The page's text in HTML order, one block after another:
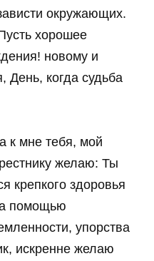
окружающих.
хорошее
новому и
День, когда судьба
к мне тебя, мой
желаю: Ты
крепкого здоровья
помощью
упорства
искренне желаю